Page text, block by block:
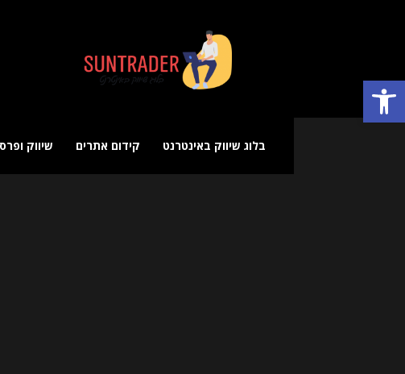
פתח סרגל נגישות
שיווק
באינטרנט
בלוג שיווק באינטרנט קידום אתרים שיווק